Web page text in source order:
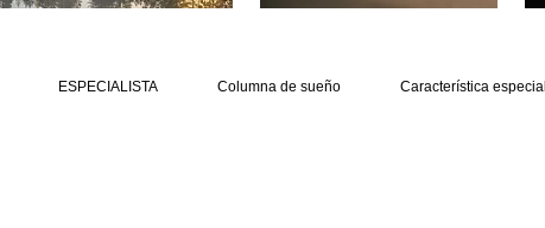
ESPECIALISTA Columna de sueño Característica especial